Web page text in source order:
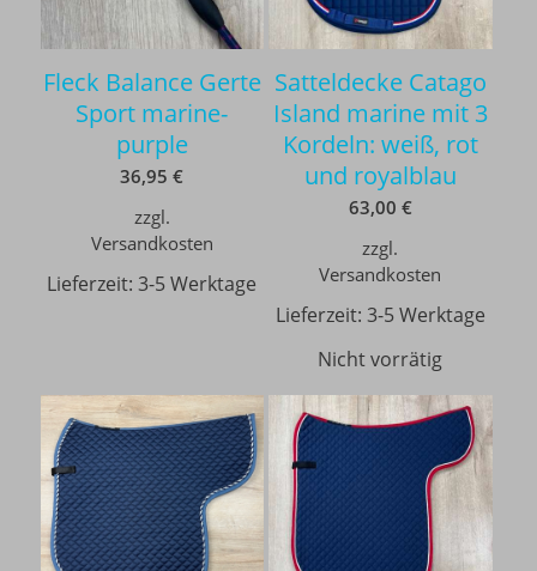
Fleck Balance Gerte
Sport marine-
purple
36,95€
zzgl.
Versandkosten
Lieferzeit:3-5 Werktage
Satteldecke Catago
Island marine mit 3
Kordeln: weiß, rot
und royalblau
63,00 €
zzgl.
Versandkosten
Lieferzeit: 3-5 Werktage
Nicht vorrätig